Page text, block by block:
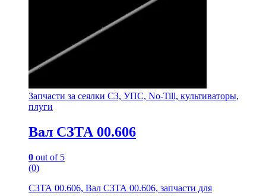
Запчасти за сеялки СЗ, УПС, No-Till, культиваторы,
плуги
Вал СЗТА 00.606
0 out of 5
(0)
СЗТА 00.606, Вал СЗТА 00.606, запчасти для